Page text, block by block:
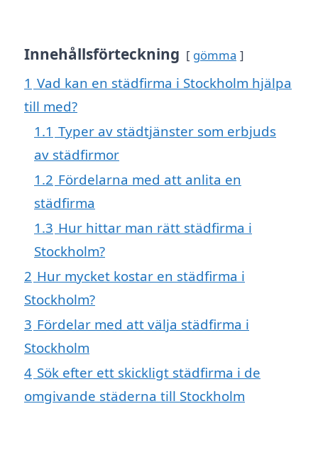
Innehållsförteckning gömma
1 Vad kan en städfirma i Stockholm hjälpa
till med?
1.1 Typer av städtjänster som erbjuds
av städfirmor
1.2 Fördelarna med att anlita en
städfirma
1.3 Hur hittar man rätt städfirma i
Stockholm?
2 Hur mycket kostar en städfirma i
Stockholm?
3 Fördelar med att välja städfirma i
Stockholm
4 Sök efter ett skickligt städfirma i de
omgivande städerna till Stockholm